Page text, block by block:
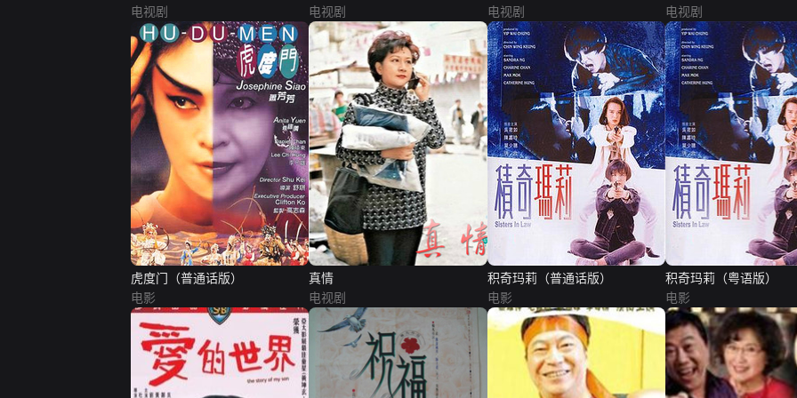
电视剧 电视剧 电视剧 电视剧
虎度门（普通话版）
电影
真情
电视剧
积奇玛莉（普通话版）
电影
积奇玛莉（粤语版）
电影